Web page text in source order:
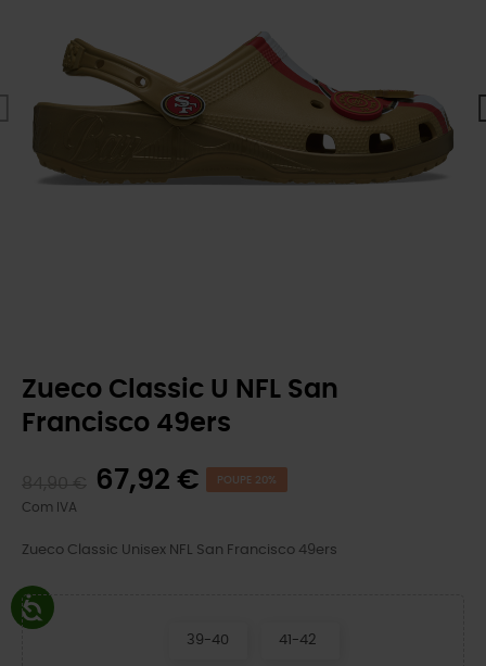
Zueco Classic U NFL San
Francisco 49ers
67,92 € POUPE 20%
Com IVA
Zueco Classic Unisex NFL San Francisco 49ers
39-40 41-42